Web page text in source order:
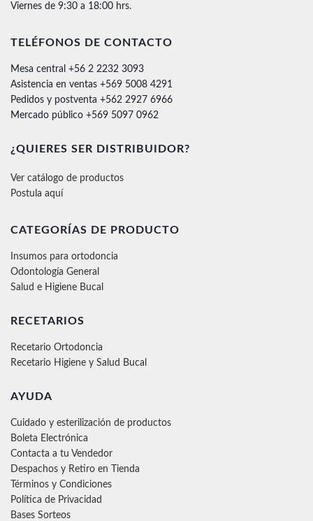
Viernes de 9:30 a 18:00 hrs.
TELÉFONOS DE CONTACTO
Mesa central +56 2 2232 3093
Asistencia en ventas +569 5008 4291
Pedidos y postventa +562 2927 6966
Mercado público +569 5097 0962
¿QUIERES SER DISTRIBUIDOR?
Ver catálogo de productos
Postula aquí
CATEGORÍAS DE PRODUCTO
Insumos para ortodoncia
Odontología General
Salud e Higiene Bucal
RECETARIOS
Recetario Ortodoncia
Recetario Higiene y Salud Bucal
AYUDA
Cuidado y esterilización de productos
Boleta Electrónica
Contacta a tu Vendedor
Despachos y Retiro en Tienda
Términos y Condiciones
Política de Privacidad
Bases Sorteos